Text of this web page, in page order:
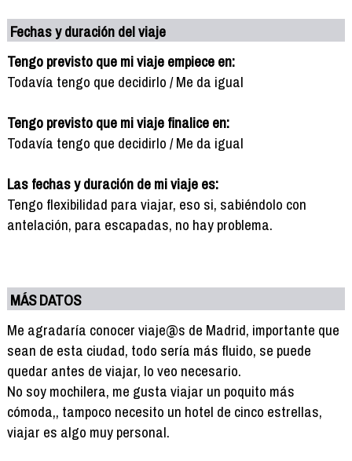
Fechas y duración del viaje
Tengo previsto que mi viaje empiece en:
Todavía tengo que decidirlo / Me da igual
Tengo previsto que mi viaje finalice en:
Todavía tengo que decidirlo / Me da igual
Las fechas y duración de mi viaje es:
Tengo flexibilidad para viajar, eso si, sabiéndolo con
antelación, para escapadas, no hay problema.
MÁS DATOS
Me agradaría conocer viaje@s de Madrid, importante que
sean de esta ciudad, todo sería más fluido, se puede
quedar antes de viajar, lo veo necesario.
No soy mochilera, me gusta viajar un poquito más
cómoda,, tampoco necesito un hotel de cinco estrellas,
viajar es algo muy personal.